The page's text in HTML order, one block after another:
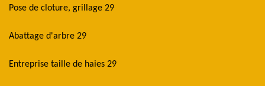
Pose de cloture, grillage 29
Abattage d'arbre 29
Entreprise taille de haies 29